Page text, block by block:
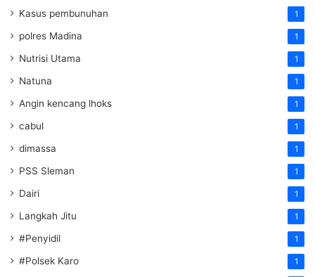
Kasus pembunuhan 1
polres Madina 1
Nutrisi Utama 1
Natuna 1
Angin kencang lhoks 1
cabul 1
dimassa 1
PSS Sleman 1
Dairi 1
Langkah Jitu 1
#Penyidil 1
#Polsek Karo 1